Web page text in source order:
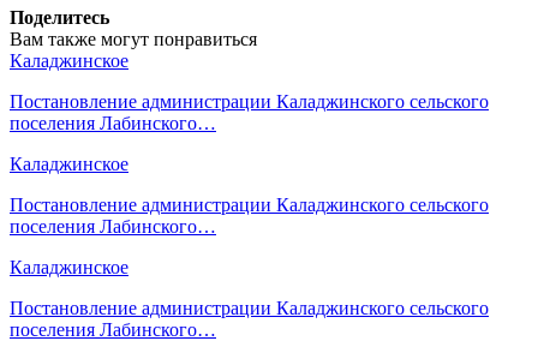
Поделитесь
Вам также могут понравиться
Каладжинское
Постановление администрации Каладжинского сельского
поселения Лабинского…
Каладжинское
Постановление администрации Каладжинского сельского
поселения Лабинского…
Каладжинское
Постановление администрации Каладжинского сельского
поселения Лабинского…